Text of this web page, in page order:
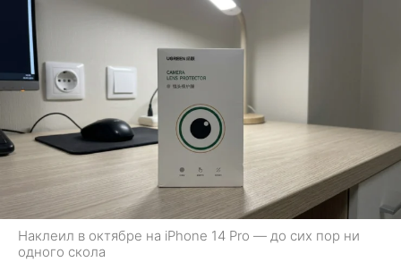
Наклеил в октябре на iPhone 14 Pro — до сих пор ни
одного скола